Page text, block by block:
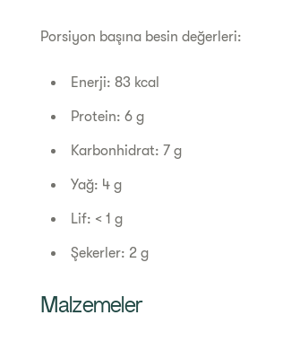
Porsiyon başına besin değerleri:
Enerji: 83 kcal
Protein: 6 g
Karbonhidrat: 7 g
Yağ: 4 g
Lif: < 1 g
Şekerler: 2 g
Malzemeler